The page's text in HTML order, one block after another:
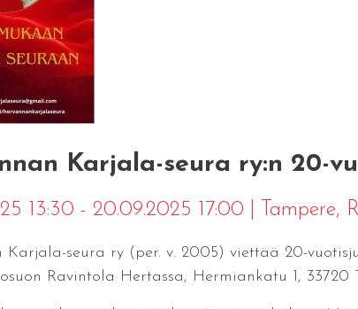
Karjala-seura ry:n 20-
13:30 - 20.09.2025 17:00 Tampere,
Karjala-seura ry (per. v. 2005) viettää 20-
Ravintola Hertassa, Hermiankatu 1, 33720